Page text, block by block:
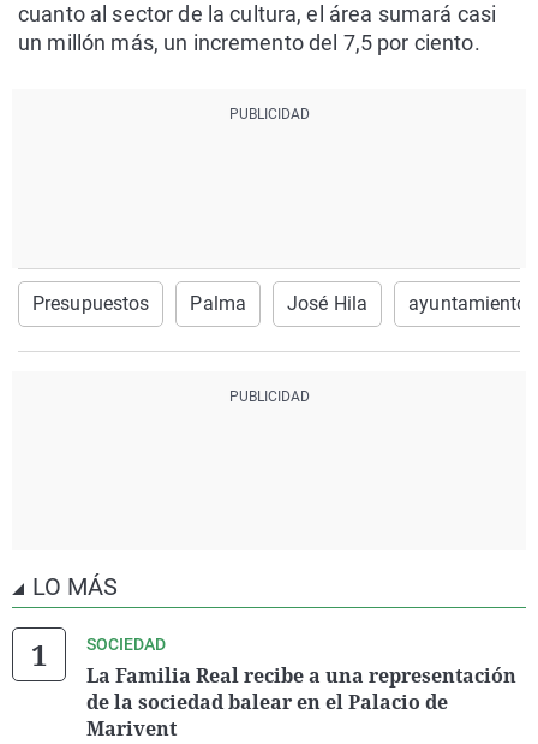
cuanto al sector de la cultura, el área sumará casi
un millón más, un incremento del 7,5 por ciento.
Presupuestos Palma José Hila ayuntamiento
LO MÁS
SOCIEDAD
La Familia Real recibe a una representación
de la sociedad balear en el Palacio de
Marivent